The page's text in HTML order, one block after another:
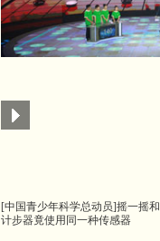
[中国青少年科学总动员]摇一摇和
计步器竟使用同一种传感器